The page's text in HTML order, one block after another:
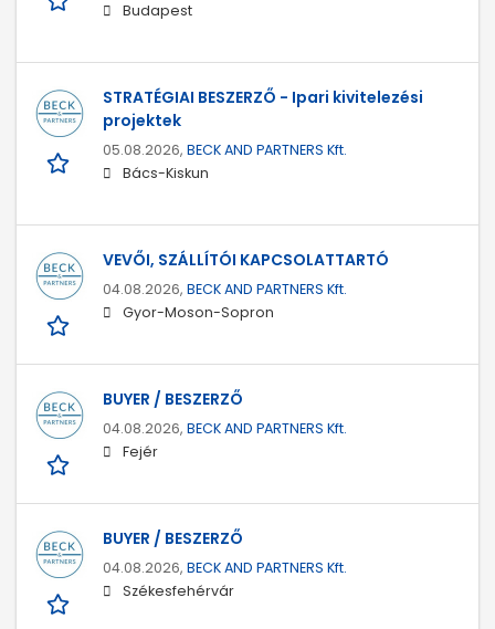
Budapest
STRATÉGIAI BESZERZŐ - Ipari kivitelezési
projektek
05.08.2026, BECK AND PARTNERS Kft.
Bács-Kiskun
VEVŐI, SZÁLLÍTÓI KAPCSOLATTARTÓ
04.08.2026, BECK AND PARTNERS Kft.
Gyor-Moson-Sopron
BUYER / BESZERZŐ
04.08.2026, BECK AND PARTNERS Kft.
Fejér
BUYER / BESZERZŐ
04.08.2026, BECK AND PARTNERS Kft.
Székesfehérvár